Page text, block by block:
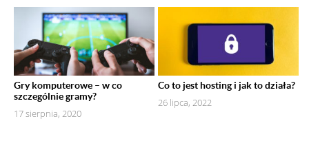
Gry komputerowe – w co
szczególnie gramy?
17 sierpnia, 2020
Co to jest hosting i jak to działa?
26 lipca, 2022